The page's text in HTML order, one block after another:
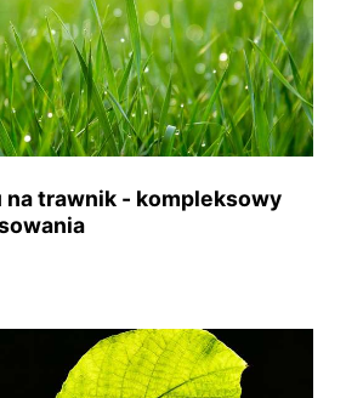
na trawnik - kompleksowy